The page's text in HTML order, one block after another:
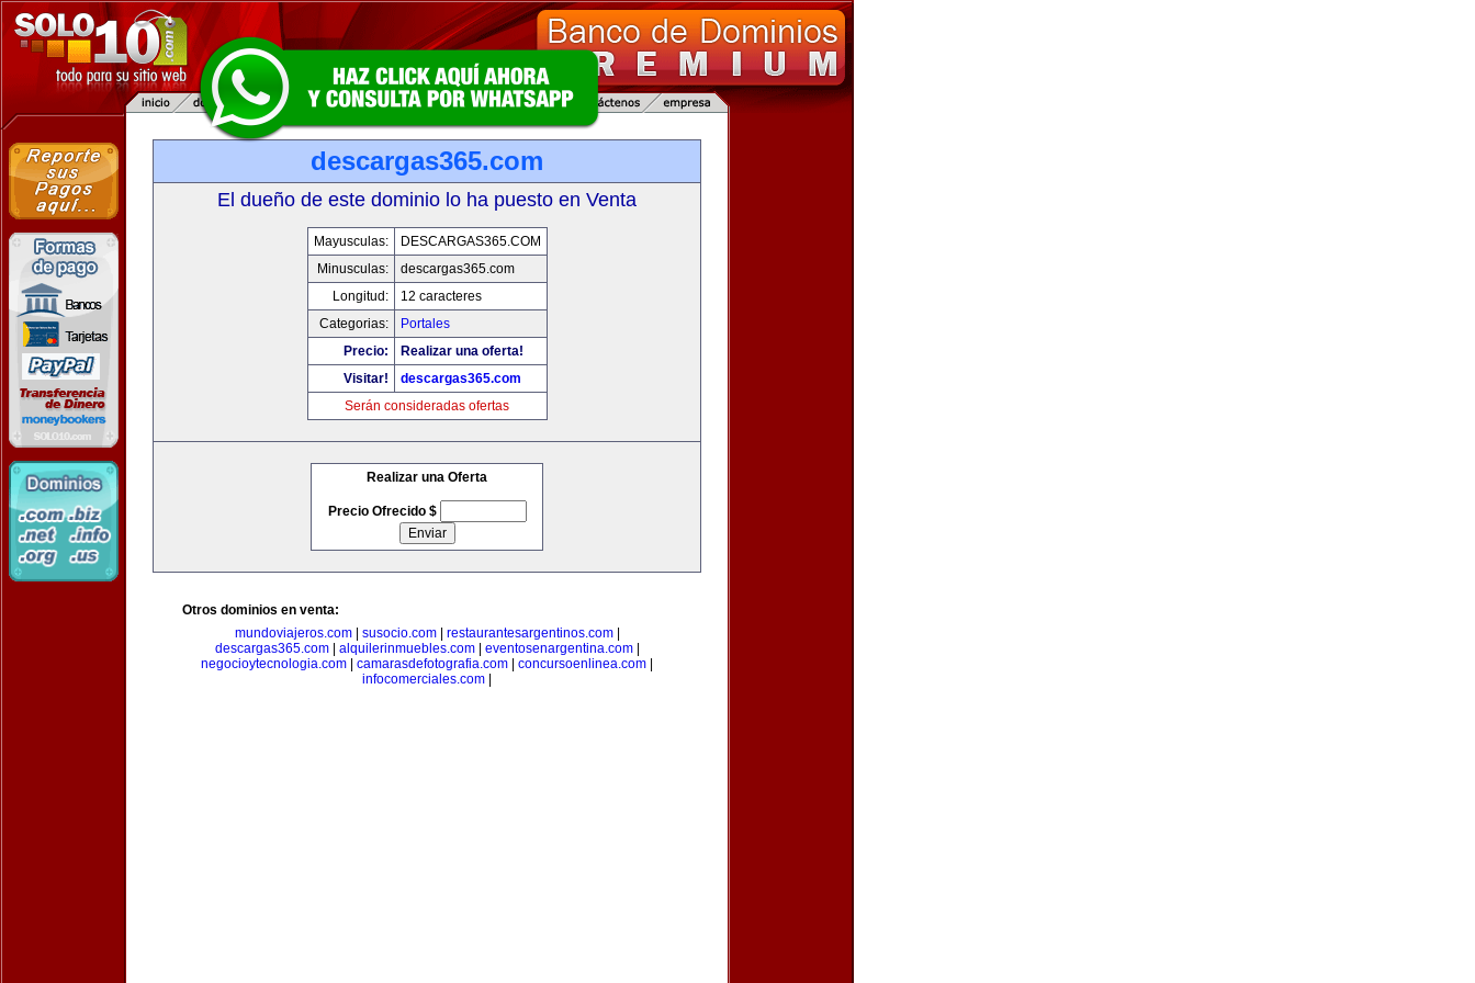
descargas365.com
El dueño de este dominio lo ha puesto en Venta
Mayusculas:
DESCARGAS365.COM
Minusculas:
descargas365.com
Longitud:
12 caracteres
Categorias:
Portales
Precio:
Realizar una oferta!
Visitar!
descargas365.com
Serán consideradas ofertas
Realizar una Oferta
Precio Ofrecido $
Otros dominios en venta:
mundoviajeros.com| susocio.com| restaurantesargentinos.com|
descargas365.com| alquilerinmuebles.com| eventosenargentina.com|
negocioytecnologia.com
camarasdefotografia.com concursoenlinea.com
infocomerciales.com